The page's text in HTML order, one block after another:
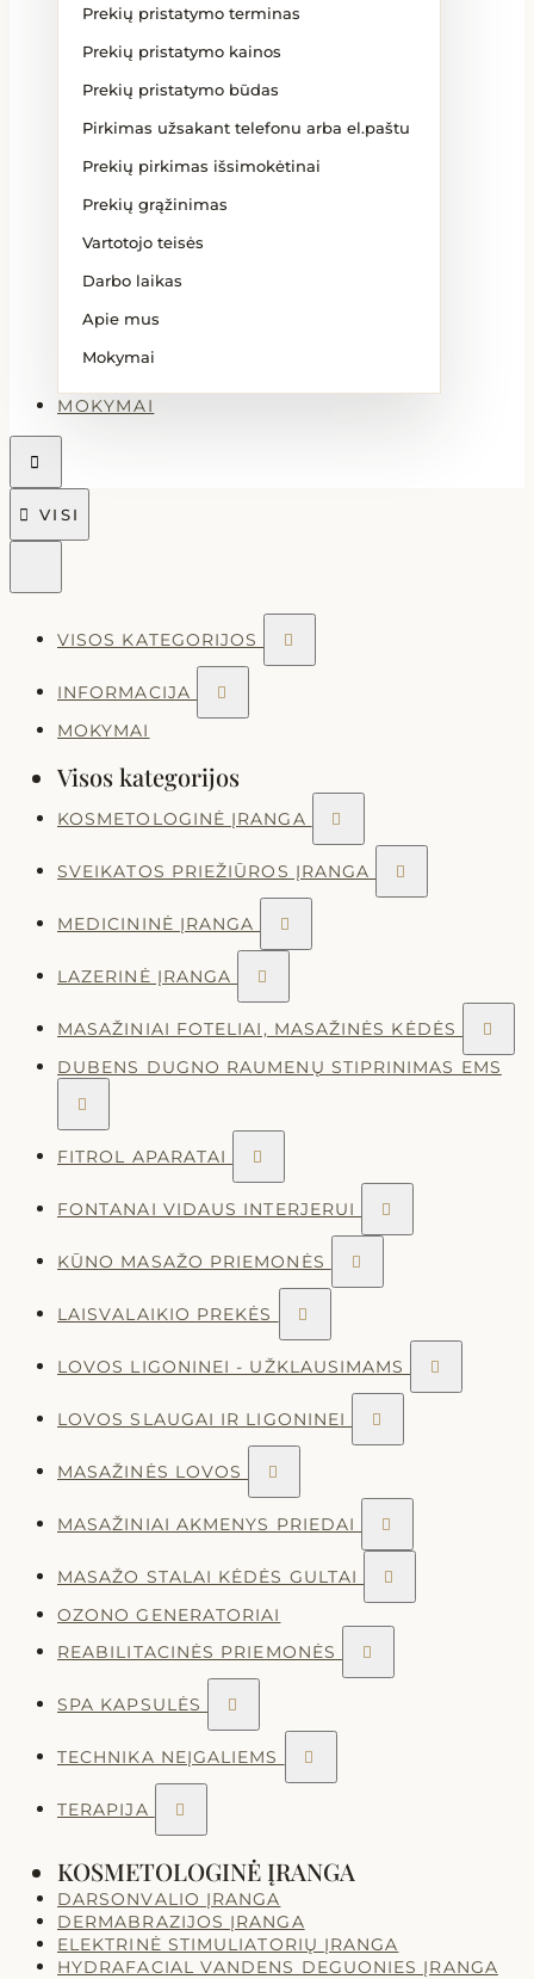
Prekių pristatymo terminas
Prekių pristatymo kainos
Prekių pristatymo būdas
Pirkimas užsakant telefonu arba el.paštu
Prekių pirkimas išsimokėtinai
Prekių grąžinimas
Vartotojo teisės
Darbo laikas
Apie mus
Mokymai
MOKYMAI

 VISI
VISOS KATEGORIJOS 
INFORMACIJA

MOKYMAI
Visos kategorijos
KOSMETOLOGINĖ ĮRANGA 
SVEIKATOS PRIEŽIŪROS ĮRANGA 
MEDICININĖ ĮRANGA 
LAZERINĖ ĮRANGA 
MASAŽINIAI FOTELIAI, MASAŽINĖS KĖDĖS

DUBENS DUGNO RAUMENŲ STIPRINIMAS EMS

FITROL APARATAI 
FONTANAI VIDAUS INTERJERUI 
KŪNO MASAŽO PRIEMONĖS 
LAISVALAIKIO PREKĖS 
LOVOS LIGONINEI - UŽKLAUSIMAMS 
LOVOS SLAUGAI IR LIGONINEI 
MASAŽINĖS LOVOS 
MASAŽINIAI AKMENYS PRIEDAI 
MASAŽO STALAI KĖDĖS GULTAI

OZONO GENERATORIAI
REABILITACINĖS PRIEMONĖS

SPA KAPSULĖS 
TECHNIKA NEĮGALIEMS 
TERAPIJA 
KOSMETOLOGINĖ ĮRANGA
DARSONVALIO ĮRANGA
DERMABRAZIJOS ĮRANGA
ELEKTRINĖ STIMULIATORIŲ ĮRANGA
HYDRAFACIAL VANDENS DEGUONIES ĮRANGA